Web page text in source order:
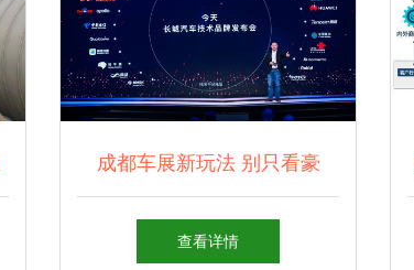
成都车展新玩法 别只看豪
车，快来玩转2021款哈弗
查看详情